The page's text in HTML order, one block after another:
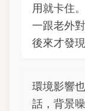
用就卡住
一跟老外
後來才發
環境影響
話，背景